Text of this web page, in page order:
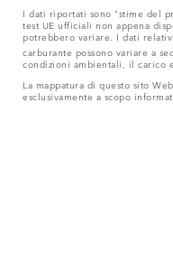
I dati riportati sono "stime del
test UE ufficiali non appena
potrebbero variare. I dati
carburante possono variare a
condizioni ambientali, il carico
La mappatura di questo sito
esclusivamente a scopo